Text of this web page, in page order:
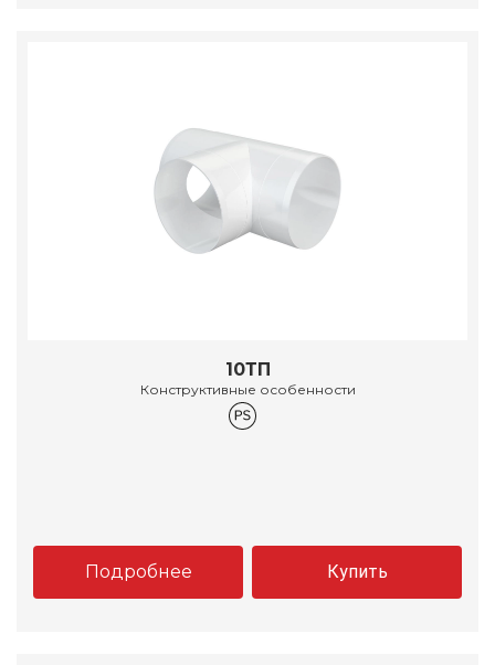
10ТП
Конструктивные особенности
Подробнее Купить